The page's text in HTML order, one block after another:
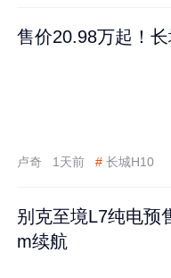
售价20.98万起！
卢奇 1天前 # 长城H10
别克至境L7纯电预
m续航